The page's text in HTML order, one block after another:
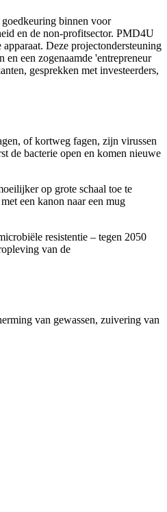
binnen voor
en de non-profitsector. PMD4U
Deze projectondersteuning
en een zogenaamde 'entrepreneur
gesprekken met investeerders,
of kortweg fagen, zijn virussen
de bacterie open en komen nieuwe
op grote schaal toe te
een kanon naar een mug
resistentie – tegen 2050
van de
van gewassen, zuivering van